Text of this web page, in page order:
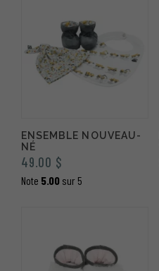
ENSEMBLE NOUVEAU-
NÉ
49.00 $
Note 5.00 sur 5